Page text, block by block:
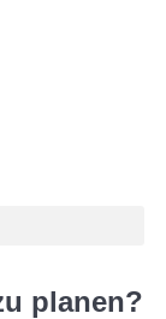
planen?